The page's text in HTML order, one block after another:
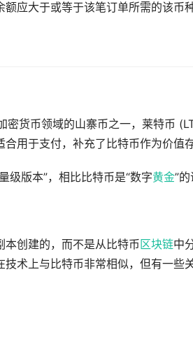
应大于或等于该笔订单所需的该币
密货币领域的山寨币之一，莱特币
用于支付，补充了比特币作为价值
级版本”，相比比特币是“数字黄金”
本创建的，而不是从比特币区块链中
术上与比特币非常相似，但有一些